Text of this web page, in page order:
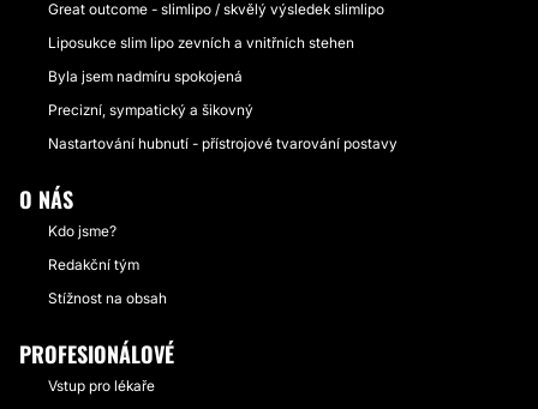
Great outcome - slimlipo / skvělý výsledek slimlipo
Liposukce slim lipo zevních a vnitřních stehen
Byla jsem nadmíru spokojená
Precizní, sympatický a šikovný
Nastartování hubnutí - přístrojové tvarování postavy
O NÁS
Kdo jsme?
Redakční tým
Stížnost na obsah
PROFESIONÁLOVÉ
Vstup pro lékaře